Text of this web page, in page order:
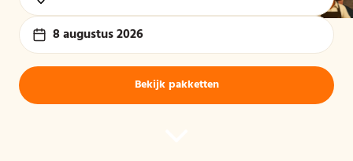
8 augustus 2026
Bekijk pakketten